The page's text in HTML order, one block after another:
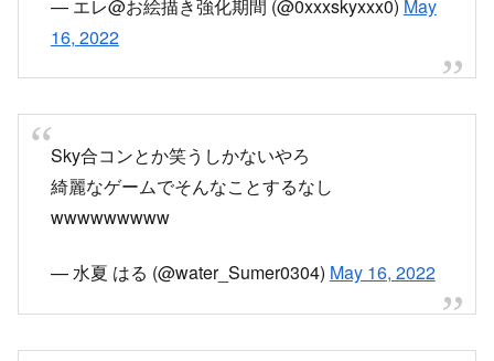
16, 2022
Sky合コンとか笑うしかないやろ
綺麗なゲームでそんなことするなし
wwwwwwwww
今sky合コンとかあるの？